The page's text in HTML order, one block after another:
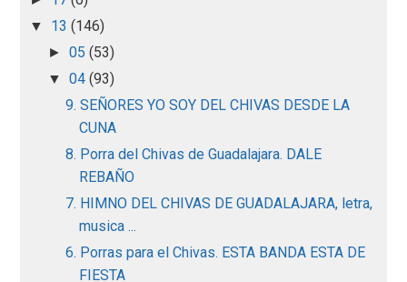
▼ 13(146)
► 05 (53)
▼ 04 (93)
9. SEÑORES YO SOY DEL CHIVAS DESDE LA
CUNA
8. Porra del Chivas de Guadalajara. DALE
REBAÑO
7. HIMNO DEL CHIVAS DE GUADALAJARA, letra,
musica ...
6. Porras para el Chivas. ESTA BANDA ESTA DE
FIESTA